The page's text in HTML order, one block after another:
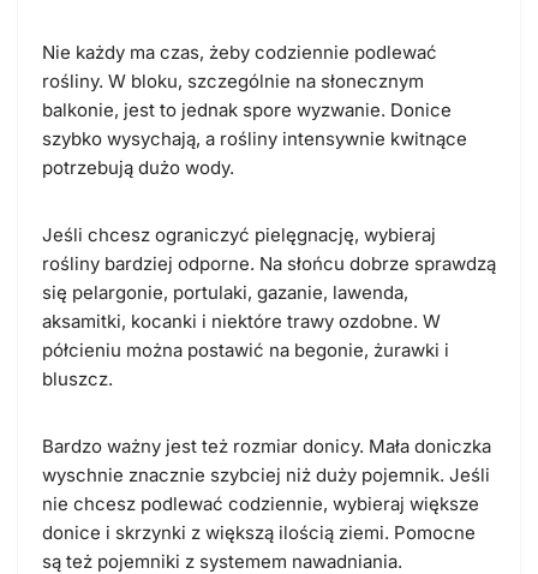
Nie każdy ma czas, żeby codziennie podlewać
rośliny. W bloku, szczególnie na słonecznym
balkonie, jest to jednak spore wyzwanie. Donice
szybko wysychają, a rośliny intensywnie kwitnące
potrzebują dużo wody.
Jeśli chcesz ograniczyć pielęgnację, wybieraj
rośliny bardziej odporne. Na słońcu dobrze sprawdzą
się pelargonie, portulaki, gazanie, lawenda,
aksamitki, kocanki i niektóre trawy ozdobne. W
półcieniu można postawić na begonie, żurawki i
bluszcz.
Bardzo ważny jest też rozmiar donicy. Mała doniczka
wyschnie znacznie szybciej niż duży pojemnik. Jeśli
nie chcesz podlewać codziennie, wybieraj większe
donice i skrzynki z większą ilością ziemi. Pomocne
są też pojemniki z systemem nawadniania.